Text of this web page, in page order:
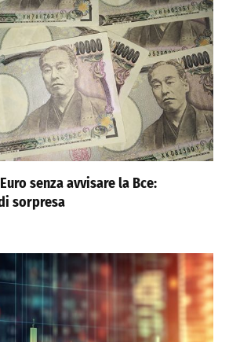
senza avvisare la Bce:
sorpresa